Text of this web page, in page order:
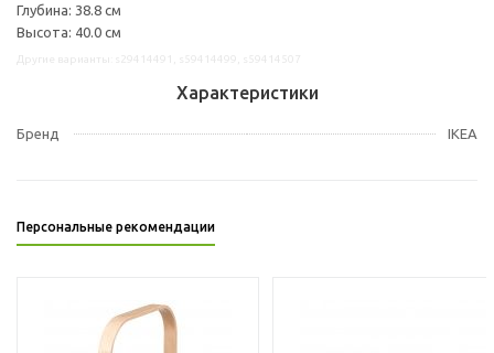
Глубина: 38.8 см
Высота: 40.0 см
Характеристики
Бренд IKEA
Персональные рекомендации